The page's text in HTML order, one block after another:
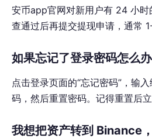
安币app官网对新用户有 24 小时
查通过后再提交提现申请，通常
如果忘记了登录密码怎么
点击登录页面的“忘记密码”，输
码，然后重置密码。记得重置后立
我想把资产转到 Binance